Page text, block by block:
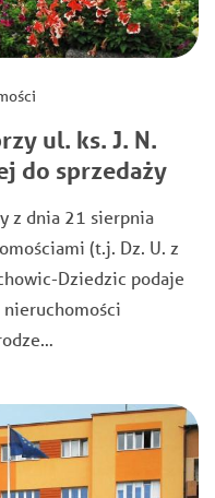
ul. ks. J. N.
do sprzedaży
z dnia 21 sierpnia
(t.j. Dz. U. z
Dziedzic podaje